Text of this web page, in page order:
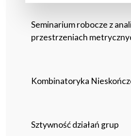
Seminarium robocze z
przestrzeniach
Kombinatoryka
Sztywność działań grup